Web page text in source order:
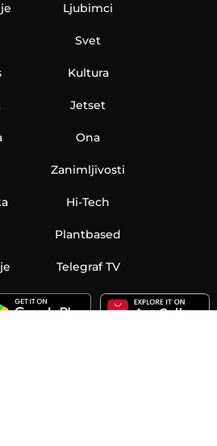
Ljubimci
Svet
Kultura
Jetset
Ona
Zanimljivosti
Hi-Tech
Plantbased
Telegraf TV